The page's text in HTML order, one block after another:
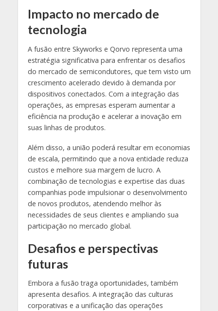
Impacto no mercado de
tecnologia
A fusão entre Skyworks e Qorvo representa uma
estratégia significativa para enfrentar os desafios
do mercado de semicondutores, que tem visto um
crescimento acelerado devido à demanda por
dispositivos conectados. Com a integração das
operações, as empresas esperam aumentar a
eficiência na produção e acelerar a inovação em
suas linhas de produtos.
Além disso, a união poderá resultar em economias
de escala, permitindo que a nova entidade reduza
custos e melhore sua margem de lucro. A
combinação de tecnologias e expertise das duas
companhias pode impulsionar o desenvolvimento
de novos produtos, atendendo melhor às
necessidades de seus clientes e ampliando sua
participação no mercado global.
Desafios e perspectivas
futuras
Embora a fusão traga oportunidades, também
apresenta desafios. A integração das culturas
corporativas e a unificação das operações